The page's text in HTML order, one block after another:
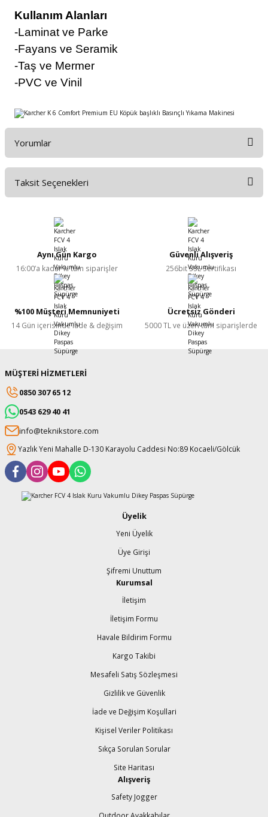
Kullanım Alanları
-Laminat ve Parke
-Fayans ve Seramik
-Taş ve Mermer
-PVC ve Vinil
Yorumlar
Taksit Seçenekleri
Aynı Gün Kargo
16:00’a kadar ki tüm siparişler
Güvenli Alışveriş
256bit SSL Sertifikası
%100 Müşteri Memnuniyeti
14 Gün içerisinde iade & değişim
Ücretsiz Gönderi
5000 TL ve üzeri tüm siparişlerde
MÜŞTERİ HİZMETLERİ
0850 307 65 12
0543 629 40 41
info@teknikstore.com
Yazlık Yeni Mahalle D-130 Karayolu Caddesi No:89 Kocaeli/Gölcük
Üyelik
Yeni Üyelik
Üye Girişi
Şifremi Unuttum
Kurumsal
İletişim
İletişim Formu
Havale Bildirim Formu
Kargo Takibi
Mesafeli Satış Sözleşmesi
Gizlilik ve Güvenlik
İade ve Değişim Koşullari
Kişisel Veriler Politikası
Sıkça Sorulan Sorular
Site Haritası
Alışveriş
Safety Jogger
Outdoor Ayakkabılar